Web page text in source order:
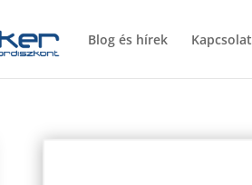
Blog és hírek Kapcsolat